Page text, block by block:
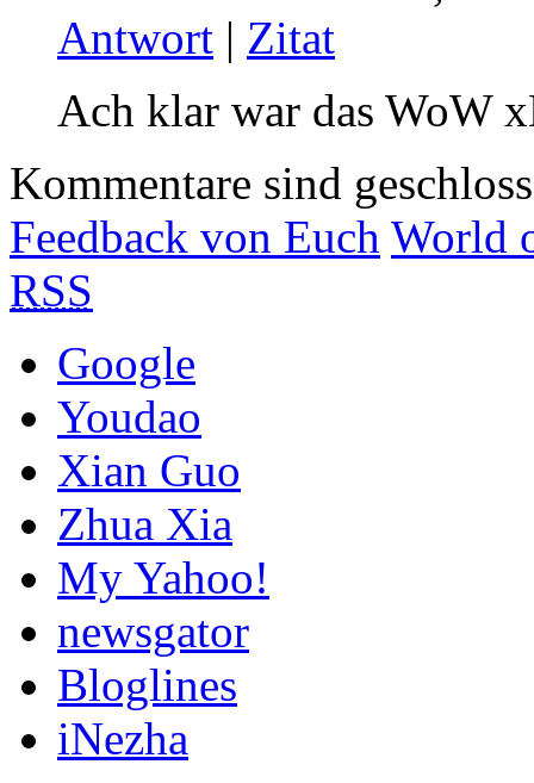
Antwort | Zitat
Ach klar war das WoW
Kommentare sind
Feedback von Euch World
RSS
Google
Youdao
Xian Guo
Zhua Xia
My Yahoo!
newsgator
Bloglines
iNezha